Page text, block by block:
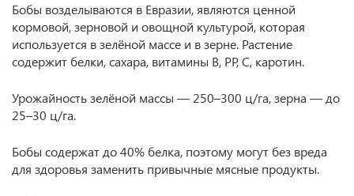
Бобы возделываются в Евразии, являются ценной
кормовой, зерновой и овощной культурой, которая
используется в зелёной массе и в зерне. Растение
содержит белки, сахара, витамины B, PP, C, каротин.
Урожайность зелёной массы — 250–300 ц/га, зерна — до
25–30 ц/га.
Бобы содержат до 40% белка, поэтому могут без вреда
для здоровья заменить привычные мясные продукты.